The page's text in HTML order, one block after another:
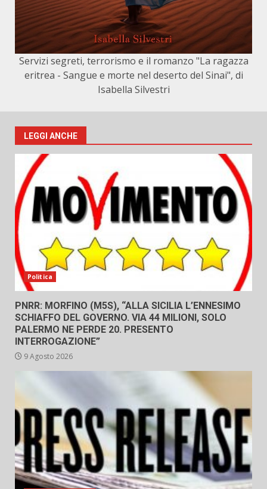
Servizi segreti, terrorismo e il romanzo "La ragazza
eritrea - Sangue e morte nel deserto del Sinai", di
Isabella Silvestri
LEGGI ANCHE
Politica
PNRR: MORFINO (M5S), “ALLA SICILIA L’ENNESIMO
SCHIAFFO DEL GOVERNO. VIA 44 MILIONI, SOLO
PALERMO NE PERDE 20. PRESENTO
INTERROGAZIONE”
9 Agosto 2026